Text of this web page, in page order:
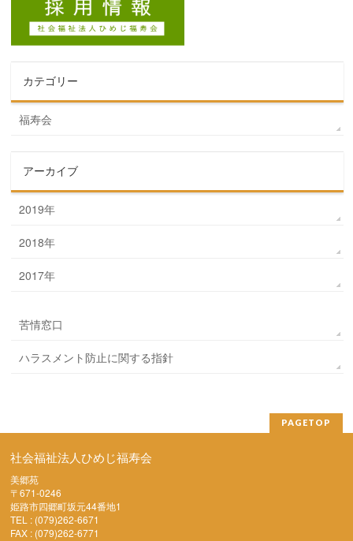
カテゴリー
福寿会
アーカイブ
2019年
2018年
2017年
苦情窓口
ハラスメント防止に関する指針
PAGETOP
社会福祉法人ひめじ福寿会
美郷苑
〒671-0246
姫路市四郷町坂元44番地1
TEL : (079)262-6671
FAX : (079)262-6771